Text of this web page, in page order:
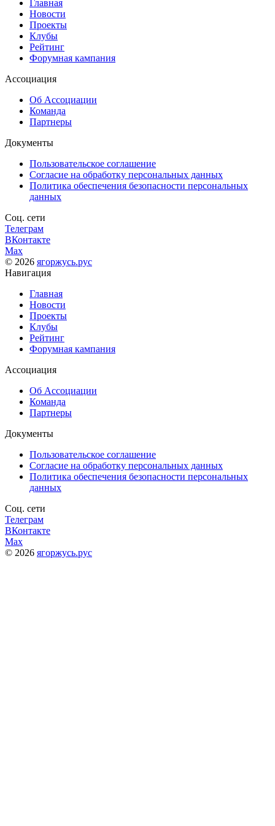
Главная
Новости
Проекты
Клубы
Рейтинг
Форумная кампания
Ассоциация
Об Ассоциации
Команда
Партнеры
Документы
Пользовательское соглашение
Согласие на обработку персональных данных
Политика обеспечения безопасности персональных
данных
Соц. сети
Телеграм
ВКонтакте
Max
© 2026 ягоржусь.рус
Навигация
Главная
Новости
Проекты
Клубы
Рейтинг
Форумная кампания
Ассоциация
Об Ассоциации
Команда
Партнеры
Документы
Пользовательское соглашение
Согласие на обработку персональных данных
Политика обеспечения безопасности персональных
данных
Соц. сети
Телеграм
ВКонтакте
Max
© 2026 ягоржусь.рус